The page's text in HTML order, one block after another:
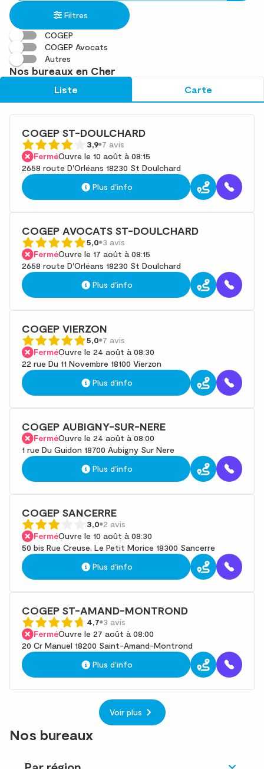
établissement
une
adresse
trouvé(s)
Filtres
COGEP
COGEP Avocats
Autres
Nos bureaux en Cher
Liste Carte
COGEP ST-DOULCHARD
3,9 7 avis
FerméOuvre le 10 août à 08:15
2658 route D'Orléans 18230 St Doulchard
Plus d'info
COGEP AVOCATS ST-DOULCHARD
5,0 3 avis
FerméOuvre le 17 août à 08:15
2658 route D'Orléans 18230 St Doulchard
Plus d'info
COGEP VIERZON
5,0 7 avis
FerméOuvre le 24 août à 08:30
22 rue Du 11 Novembre 18100 Vierzon
Plus d'info
COGEP AUBIGNY-SUR-NERE
FerméOuvre le 24 août à 08:00
1 rue Du Guidon 18700 Aubigny Sur Nere
Plus d'info
COGEP SANCERRE
3,0 2 avis
FerméOuvre le 10 août à 08:30
50 bis Rue Creuse, Le Petit Morice 18300 Sancerre
Plus d'info
COGEP ST-AMAND-MONTROND
4,7 3 avis
FerméOuvre le 27 août à 08:00
20 Cr Manuel 18200 Saint-Amand-Montrond
Plus d'info
Voir plus
Nos bureaux